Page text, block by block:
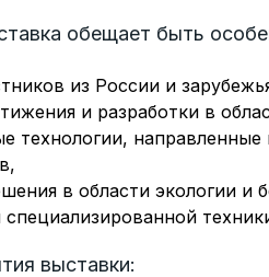
обещает быть
из России и
и разработки в
технологии,
в области экологии и
выставки: